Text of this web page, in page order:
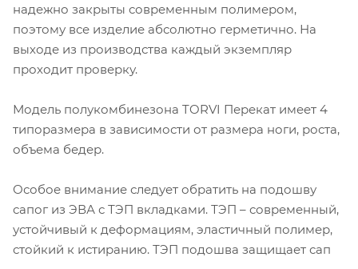
надежно закрыты современным полимером,
поэтому все изделие абсолютно герметично. На
выходе из производства каждый экземпляр
проходит проверку.
Модель полукомбинезона TORVI Перекат имеет 4
типоразмера в зависимости от размера ноги, роста,
объема бедер.
Особое внимание следует обратить на подошву
сапог из ЭВА с ТЭП вкладками. ТЭП – современный,
устойчивый к деформациям, эластичный полимер,
стойкий к истиранию. ТЭП подошва защищает сап